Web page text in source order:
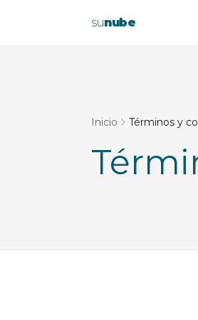
sunube
Inicio Términos y